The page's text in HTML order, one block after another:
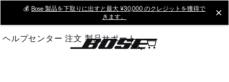
Main
💰 Bose 製品を下取りに出すと最大 ¥30,000 のクレジットを獲得で
きます。
ヘルプセンター 注文 製品サポート